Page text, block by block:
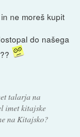
ne moreš kupit
do našega
talarja na
imet kitajske
na Kitajsko?